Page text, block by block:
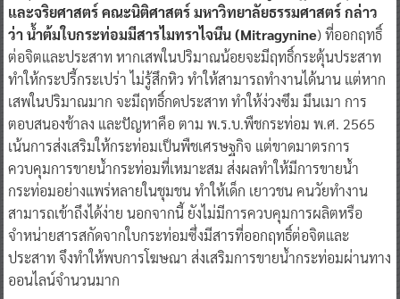
และจริยศาสตร์ คณะนิติศาสตร์ มหาวิทยาลัยธรรมศาสตร์ กล่าว
ว่า น้ำต้มใบกระท่อมมีสารไมทราไจนีน (Mitragynine) ที่ออกฤทธิ์
ต่อจิตและประสาท หากเสพในปริมาณน้อยจะมีฤทธิ์กระตุ้นประสาท
ทำให้กระปรี้กระเปร่า ไม่รู้สึกหิว ทำให้สามารถทำงานได้นาน แต่หาก
เสพในปริมาณมาก จะมีฤทธิ์กดประสาท ทำให้ง่วงซึม มึนเมา การ
ตอบสนองช้าลง และปัญหาคือ ตาม พ.ร.บ.พืชกระท่อม พ.ศ. 2565
เน้นการส่งเสริมให้กระท่อมเป็นพืชเศรษฐกิจ แต่ขาดมาตรการ
ควบคุมการขายน้ำกระท่อมที่เหมาะสม ส่งผลทำให้มีการขายน้ำ
กระท่อมอย่างแพร่หลายในชุมชน ทำให้เด็ก เยาวชน คนวัยทำงาน
สามารถเข้าถึงได้ง่าย นอกจากนี้ ยังไม่มีการควบคุมการผลิตหรือ
จำหน่ายสารสกัดจากใบกระท่อมซึ่งมีสารที่ออกฤทธิ์ต่อจิตและ
ประสาท จึงทำให้พบการโฆษณา ส่งเสริมการขายน้ำกระท่อมผ่านทาง
ออนไลน์จำนวนมาก